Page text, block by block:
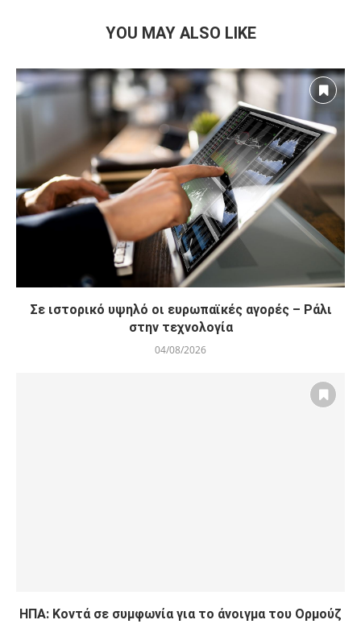
YOU MAY ALSO LIKE
Σε ιστορικό υψηλό οι ευρωπαϊκές αγορές – Ράλι
στην τεχνολογία
04/08/2026
ΗΠΑ: Κοντά σε συμφωνία για το άνοιγμα του Ορμούζ